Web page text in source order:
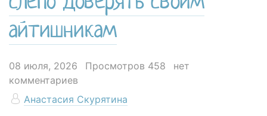
айтишникам
08 июля, 2026 Просмотров 458
нет
комментариев
Анастасия Скурятина